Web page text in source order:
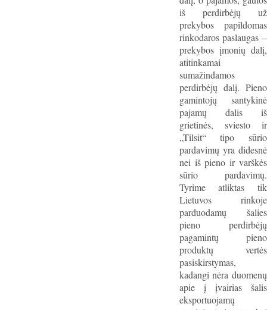
iš perdirbėjų už
prekybos papildomas
rinkodaros paslaugas –
prekybos įmonių dalį,
atitinkamai
sumažindamos
perdirbėjų dalį. Pieno
gamintojų santykinė
pajamų dalis iš
grietinės, sviesto ir
„Tilsit“ tipo sūrio
pardavimų yra didesnė
nei iš pieno ir varškės
sūrio pardavimų.
Tyrime atliktas tik
Lietuvos rinkoje
parduodamų šalies
pieno perdirbėjų
pagamintų pieno
produktų vertės
pasiskirstymas,
kadangi nėra duomenų
apie į įvairias šalis
eksportuojamų